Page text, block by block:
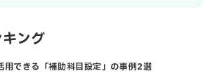
ング
用できる「補助科目設定」の事例2選